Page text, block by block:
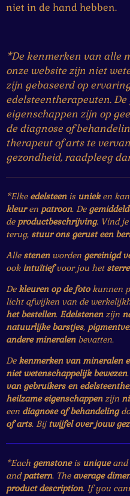
niet in de hand hebben.
*De kenmerken van alle
onze website zijn niet
zijn gebaseerd op
edelsteentherapeuten.
eigenschappen zijn op
de diagnose of
therapeut of arts te
gezondheid, raadpleeg
*Elke edelsteenis unieken
kleuren patroon. De
de productbeschrijving. Vind
terug, stuur ons gerust een
Alle stenenworden gereinigd
ook intuïtiefvoor jou het
Dekleuren op de fotokunnen
licht afwijken van de
het bestellen. Edelstenenzijn
natuurlijke barstjes,
andere mineralenbevatten.
Dekenmerken van mineralen
niet wetenschappelijk bewezen
van gebruikers en
heilzame eigenschappenzijn
een diagnose of behandeling
of arts. Bijtwijfel over jouw
*Each gemstoneis uniqueand
andpattern. The average
product description. If you